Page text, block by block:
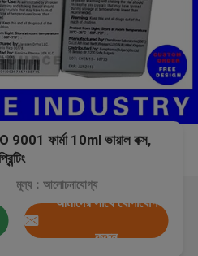
9001 ফার্মা 10ml ভায়াল বক্স,
মূল্য：আলোচনাযোগ্য
আমাদের সাথে যোগাযোগ
করুন